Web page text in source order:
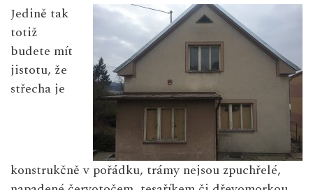
Jedině tak
totiž
budete mít
jistotu, že
střecha je
konstrukčně v pořádku, trámy nejsou zpuchřelé,